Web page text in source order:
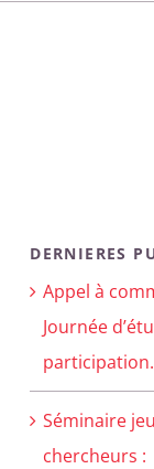
DERNIERES
Appel à
Journée
Séminaire
chercheurs :